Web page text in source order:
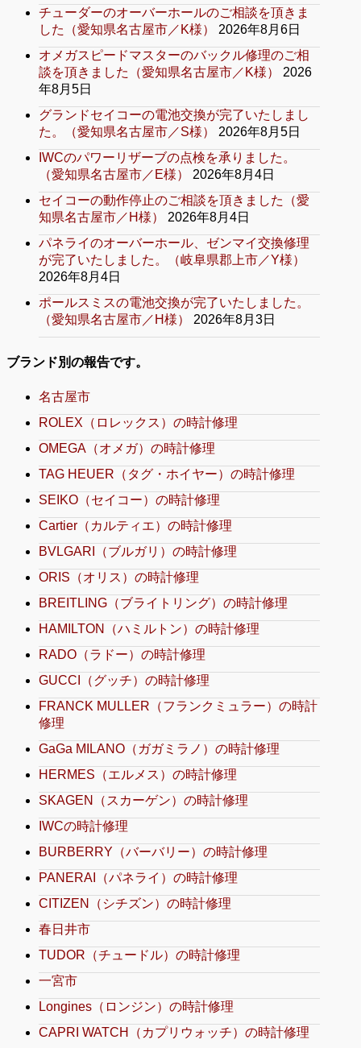
チューダーのオーバーホールのご相談を頂きま
した（愛知県名古屋市／K様）
2026年8月6日
オメガスピードマスターのバックル修理のご相
談を頂きました（愛知県名古屋市／K様）
2026
年8月5日
グランドセイコーの電池交換が完了いたしまし
た。（愛知県名古屋市／S様）
2026年8月5日
IWCのパワーリザーブの点検を承りました。
（愛知県名古屋市／E様）
2026年8月4日
セイコーの動作停止のご相談を頂きました（愛
知県名古屋市／H様）
2026年8月4日
パネライのオーバーホール、ゼンマイ交換修理
が完了いたしました。（岐阜県郡上市／Y様）
2026年8月4日
ポールスミスの電池交換が完了いたしました。
（愛知県名古屋市／H様）
2026年8月3日
ブランド別の報告です。
名古屋市
ROLEX（ロレックス）の時計修理
OMEGA（オメガ）の時計修理
TAG HEUER（タグ・ホイヤー）の時計修理
SEIKO（セイコー）の時計修理
Cartier（カルティエ）の時計修理
BVLGARI（ブルガリ）の時計修理
ORIS（オリス）の時計修理
BREITLING（ブライトリング）の時計修理
HAMILTON（ハミルトン）の時計修理
RADO（ラドー）の時計修理
GUCCI（グッチ）の時計修理
FRANCK MULLER（フランクミュラー）の時計
修理
GaGa MILANO（ガガミラノ）の時計修理
HERMES（エルメス）の時計修理
SKAGEN（スカーゲン）の時計修理
IWCの時計修理
BURBERRY（バーバリー）の時計修理
PANERAI（パネライ）の時計修理
CITIZEN（シチズン）の時計修理
春日井市
TUDOR（チュードル）の時計修理
一宮市
Longines（ロンジン）の時計修理
CAPRI WATCH（カプリウォッチ）の時計修理